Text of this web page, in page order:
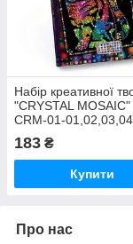
Набір креативної
"CRYSTAL
CRM-01-
шт
183 ₴
Купити
Про нас